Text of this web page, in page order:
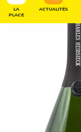
LA
PLACE
ACTUALITÉS